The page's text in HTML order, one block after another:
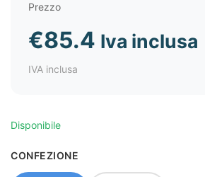
Prezzo
€85.4 Iva inclusa
IVA inclusa
Disponibile
CONFEZIONE